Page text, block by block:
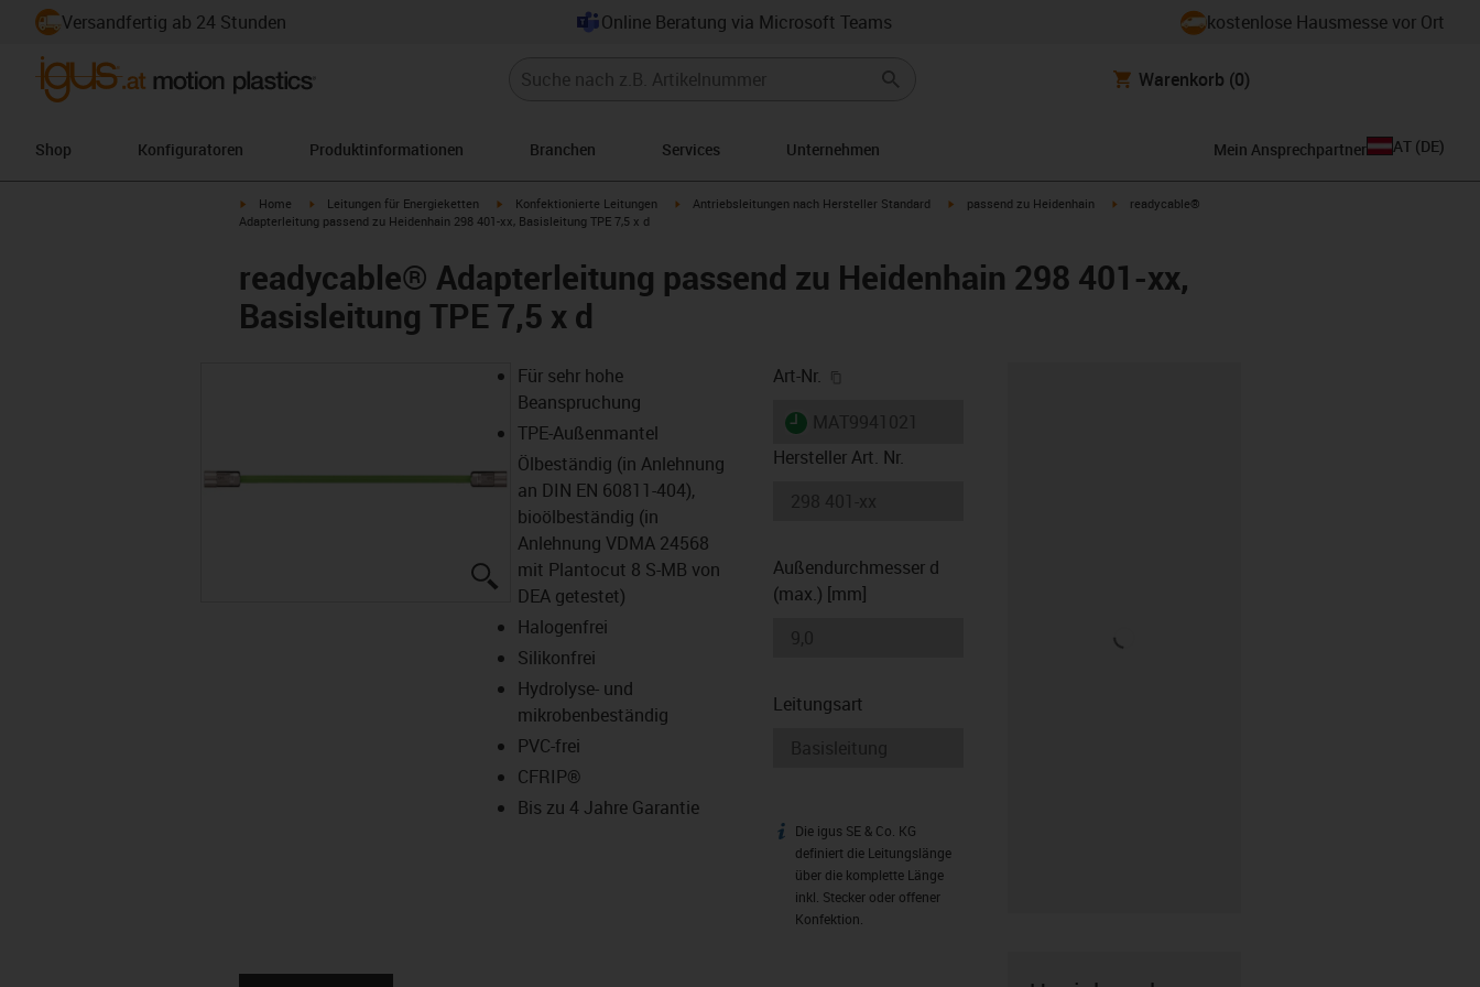
Versandfertig ab 24 Stunden Online Beratung via Microsoft Teams kostenlose Hausmesse vor Ort
Warenkorb (0)
Shop Konfiguratoren Produktinformationen Branchen Services Unternehmen Mein Ansprechpartner AT (DE)
igus-icon-arrow-right
Home igus-icon-arrow-right
Leitungen für Energieketten igus-icon-arrow-right
Konfektionierte Leitungen igus-icon-arrow-right
Antriebsleitungen nach Hersteller Standard igus-icon-arrow-right
passend zu Heidenhain igus-icon-arrow-right
readycable®
Adapterleitung passend zu Heidenhain 298 401-xx, Basisleitung TPE 7,5 x d
readycable® Adapterleitung passend zu Heidenhain 298 401-xx,
Basisleitung TPE 7,5 x d
igus-icon-lupe
Für sehr hohe
Beanspruchung
TPE-Außenmantel
Ölbeständig (in Anlehnung
an DIN EN 60811-404),
bioölbeständig (in
Anlehnung VDMA 24568
mit Plantocut 8 S-MB von
DEA getestet)
Halogenfrei
Silikonfrei
Hydrolyse- und
mikrobenbeständig
PVC-frei
CFRIP®
Bis zu 4 Jahre Garantie
Art-Nr.
igus-icon-lieferzeit
Hersteller Art. Nr.
Außendurchmesser d
(max.) [mm]
Leitungsart
igus-icon-info
Die igus SE & Co. KG
definiert die Leitungslänge
über die komplette Länge
inkl. Stecker oder offener
Konfektion.